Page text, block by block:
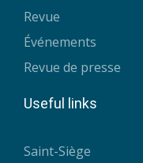
Revue
Événements
Revue de presse
Useful links
Saint-Siège